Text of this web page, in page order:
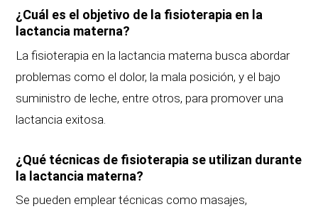
¿Cuál es el objetivo de la fisioterapia en la
lactancia materna?
La fisioterapia en la lactancia materna busca abordar
problemas como el dolor, la mala posición, y el bajo
suministro de leche, entre otros, para promover una
lactancia exitosa.
¿Qué técnicas de fisioterapia se utilizan durante
la lactancia materna?
Se pueden emplear técnicas como masajes,